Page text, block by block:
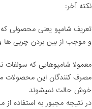
نکته آخر:
تعریف شامپو یعنی محصولی
و موجب از بین بردن چربی
معمولا شامپوهایی که سولفات
مصرف کنندگان این محصولات
خوش حالت نمیشوند
در نتیجه مجبور به استفاده